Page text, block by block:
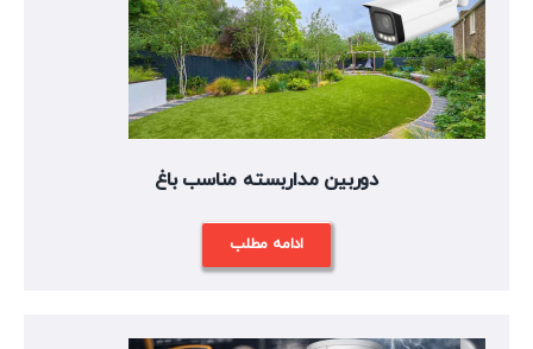
دوربین مداربسته مناسب باغ
ادامه مطلب